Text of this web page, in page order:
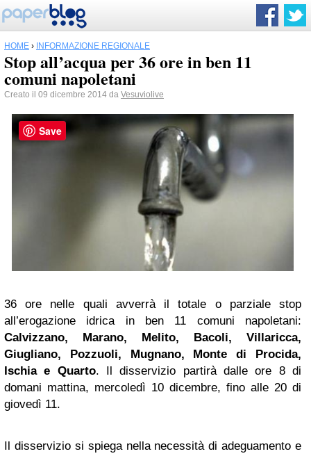
HOME › INFORMAZIONE REGIONALE
Stop all’acqua per 36 ore in ben 11
comuni napoletani
Creato il 09 dicembre 2014 da Vesuviolive
36 ore nelle quali avverrà il totale o parziale stop
all’erogazione idrica in ben 11 comuni napoletani:
Calvizzano, Marano, Melito, Bacoli, Villaricca,
Giugliano, Pozzuoli, Mugnano, Monte di Procida,
Ischiae Quarto. Il disservizio partirà dalle ore 8 di
domani mattina, mercoledì 10 dicembre, fino alle 20 di
giovedì 11.
Il disservizio si spiega nella necessità di adeguamento e
Save